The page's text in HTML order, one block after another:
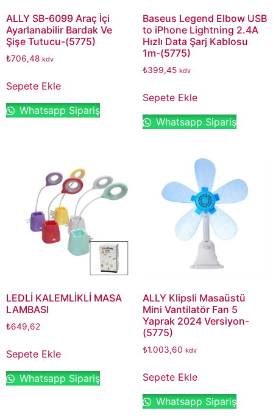
ALLY SB-6099 Araç İçi
Ayarlanabilir Bardak Ve
Şişe Tutucu-(5775)
₺706,48 kdv
Sepete Ekle
Whatsapp Sipariş
Baseus Legend Elbow USB
to iPhone Lightning 2.4A
Hızlı Data Şarj Kablosu
1m-(5775)
₺399,45 kdv
Sepete Ekle
Whatsapp Sipariş
LEDLİ KALEMLİKLİ MASA
LAMBASI
₺649,62
Sepete Ekle
Whatsapp Sipariş
ALLY Klipsli Masaüstü
Mini Vantilatör Fan 5
Yaprak 2024 Versiyon-
(5775)
₺1.003,60 kdv
Sepete Ekle
Whatsapp Sipariş